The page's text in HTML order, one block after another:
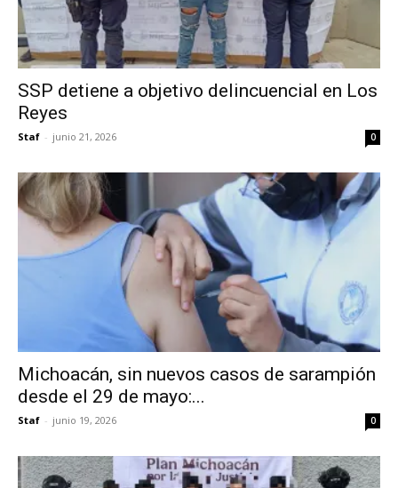
SSP detiene a objetivo delincuencial en Los
Reyes
Staf - junio 21, 2026 0
Michoacán, sin nuevos casos de sarampión
desde el 29 de mayo:...
Staf - junio 19, 2026 0